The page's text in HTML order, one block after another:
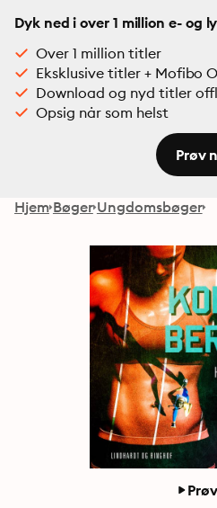
Dyk ned i over 1 million e- og
Over 1 million titler
Eksklusive titler + Mofibo
Download og nyd titler
Opsig når som helst
Prøv
Hjem Bøger Ungdomsbøger